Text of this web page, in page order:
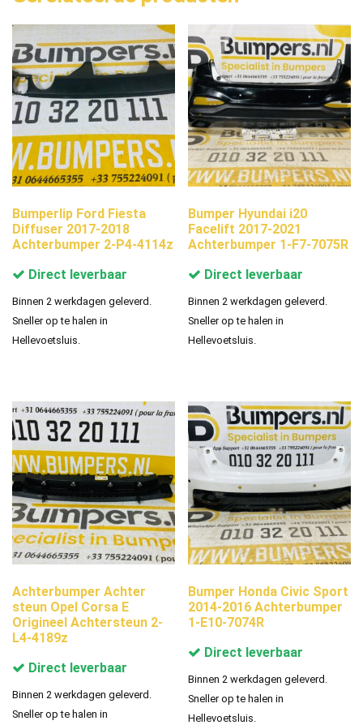
Bumperlip Ford Fiesta
Diffuser 2017-2018
Achterbumper 2-P4-4114z
Direct leverbaar
Binnen 2 werkdagen geleverd.
Sneller op te halen in
Hellevoetsluis.
Bumper Hyundai i20
Facelift 2017-2021
Achterbumper 1-F7-7075R
Direct leverbaar
Binnen 2 werkdagen geleverd.
Sneller op te halen in
Hellevoetsluis.
Achterbumper Achter
steun Opel Corsa E
Origineel Achtersteun 2-
L4-4189z
Direct leverbaar
Binnen 2 werkdagen geleverd.
Sneller op te halen in
Bumper Honda Civic Sport
2014-2016 Achterbumper
1-E10-7074R
Direct leverbaar
Binnen 2 werkdagen geleverd.
Sneller op te halen in
Hellevoetsluis.